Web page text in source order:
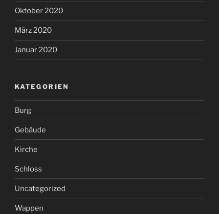
Oktober 2020
März 2020
Januar 2020
KATEGORIEN
Burg
Gebäude
Kirche
Schloss
Uncategorized
Wappen